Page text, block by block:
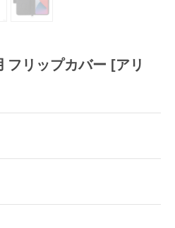
リップカバー [アリ